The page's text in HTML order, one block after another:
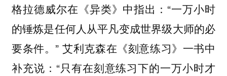
格拉德威尔在《异类》中指出：“一万小时
的锤炼是任何人从平凡变成世界级大师的必
要条件。” 艾利克森在《刻意练习》一书中
补充说：“只有在刻意练习下的一万小时才